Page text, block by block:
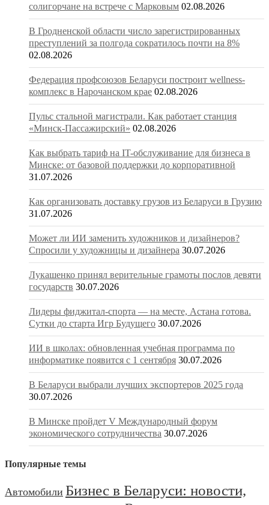
солигорчане на встрече с Марковым 02.08.2026
В Гродненской области число зарегистрированных
преступлений за полгода сократилось почти на 8%
02.08.2026
Федерация профсоюзов Беларуси построит wellness-
комплекс в Нарочанском крае 02.08.2026
Пульс стальной магистрали. Как работает станция
«Минск-Пассажирский» 02.08.2026
Как выбрать тариф на IT-обслуживание для бизнеса в
Минске: от базовой поддержки до корпоративной
31.07.2026
Как организовать доставку грузов из Беларуси в Грузию
31.07.2026
Может ли ИИ заменить художников и дизайнеров?
Спросили у художницы и дизайнера 30.07.2026
Лукашенко принял верительные грамоты послов девяти
государств 30.07.2026
Лидеры фиджитал-спорта — на месте, Астана готова.
Сутки до старта Игр Будущего 30.07.2026
ИИ в школах: обновленная учебная программа по
информатике появится с 1 сентября 30.07.2026
В Беларуси выбрали лучших экспортеров 2025 года
30.07.2026
В Минске пройдет V Международный форум
экономического сотрудничества 30.07.2026
Популярные темы
Автомобили Бизнес в Беларуси: новости,